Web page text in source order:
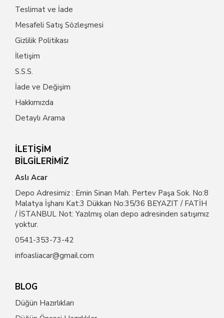
Teslimat ve İade
Mesafeli Satış Sözleşmesi
Gizlilik Politikası
İletişim
S.S.S.
İade ve Değişim
Hakkımızda
Detaylı Arama
İLETİŞİM
BİLGİLERİMİZ
Aslı Acar
Depo Adresimiz : Emin Sinan Mah. Pertev Paşa Sok. No:8
Malatya İşhanı Kat:3 Dükkan No:35/36 BEYAZIT / FATİH
/ İSTANBUL Not: Yazılmış olan depo adresinden satışımız
yoktur.
0541-353-73-42
infoasliacar@gmail.com
BLOG
Düğün Hazırlıkları